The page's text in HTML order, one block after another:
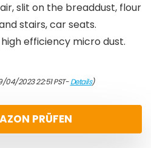
slit on the breaddust, flour
stairs, car seats.
efficiency micro dust.
04/2023 22:51 PST-Details)
PRÜFEN